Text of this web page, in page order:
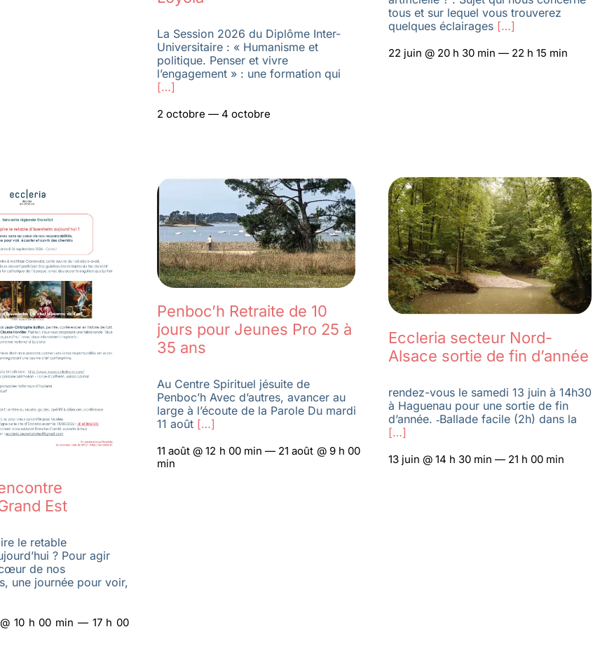
La Session 2026 du Diplôme Inter-
Universitaire : « Humanisme et
politique. Penser et vivre
l’engagement » : une formation qui
[…]
2 octobre — 4 octobre
tous et sur lequel vous trouverez
quelques éclairages[…]
22 juin @ 20 h 30 min — 22 h 15 min
Est
le retable
? Pour agir
de nos
une journée pour voir,
10 h 00 min — 17 h 00
Penboc’h Retraite de 10
jours pour Jeunes Pro 25 à
35 ans
Au Centre Spirituel jésuite de
Penboc’h Avec d’autres, avancer au
large à l’écoute de la Parole Du mardi
11 août[…]
11 août @ 12 h 00 min — 21 août @ 9 h 00
min
Eccleria secteur Nord-
Alsace sortie de fin d’année
rendez-vous le samedi 13 juin à 14h30
à Haguenau pour une sortie de fin
d’année. ‑Ballade facile (2h) dans la
[…]
13 juin @ 14 h 30 min — 21 h 00 min